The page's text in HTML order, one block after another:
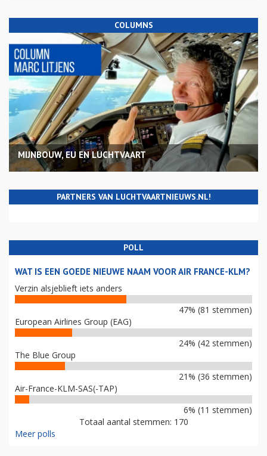
COLUMNS
MIJNBOUW, EU EN LUCHTVAART
PARTNERS VAN LUCHTVAARTNIEUWS.NL!
POLL
WAT IS EEN GOEDE NIEUWE NAAM VOOR AIR FRANCE-KLM?
Verzin alsjeblieft iets anders
47% (81 stemmen)
European Airlines Group (EAG)
24% (42 stemmen)
The Blue Group
21% (36 stemmen)
Air-France-KLM-SAS(-TAP)
6% (11 stemmen)
Totaal aantal stemmen: 170
Meer polls